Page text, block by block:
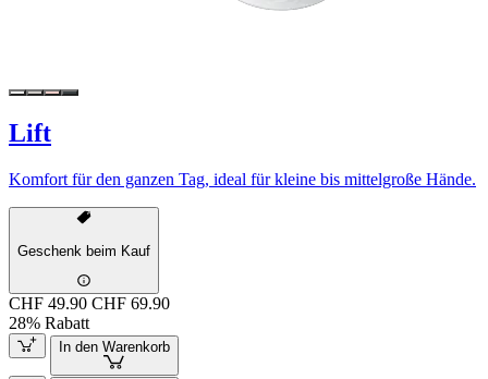
Lift
Komfort für den ganzen Tag, ideal für kleine bis mittelgroße Hände.
Geschenk beim Kauf
CHF 49.90 CHF 69.90
28% Rabatt
In den Warenkorb